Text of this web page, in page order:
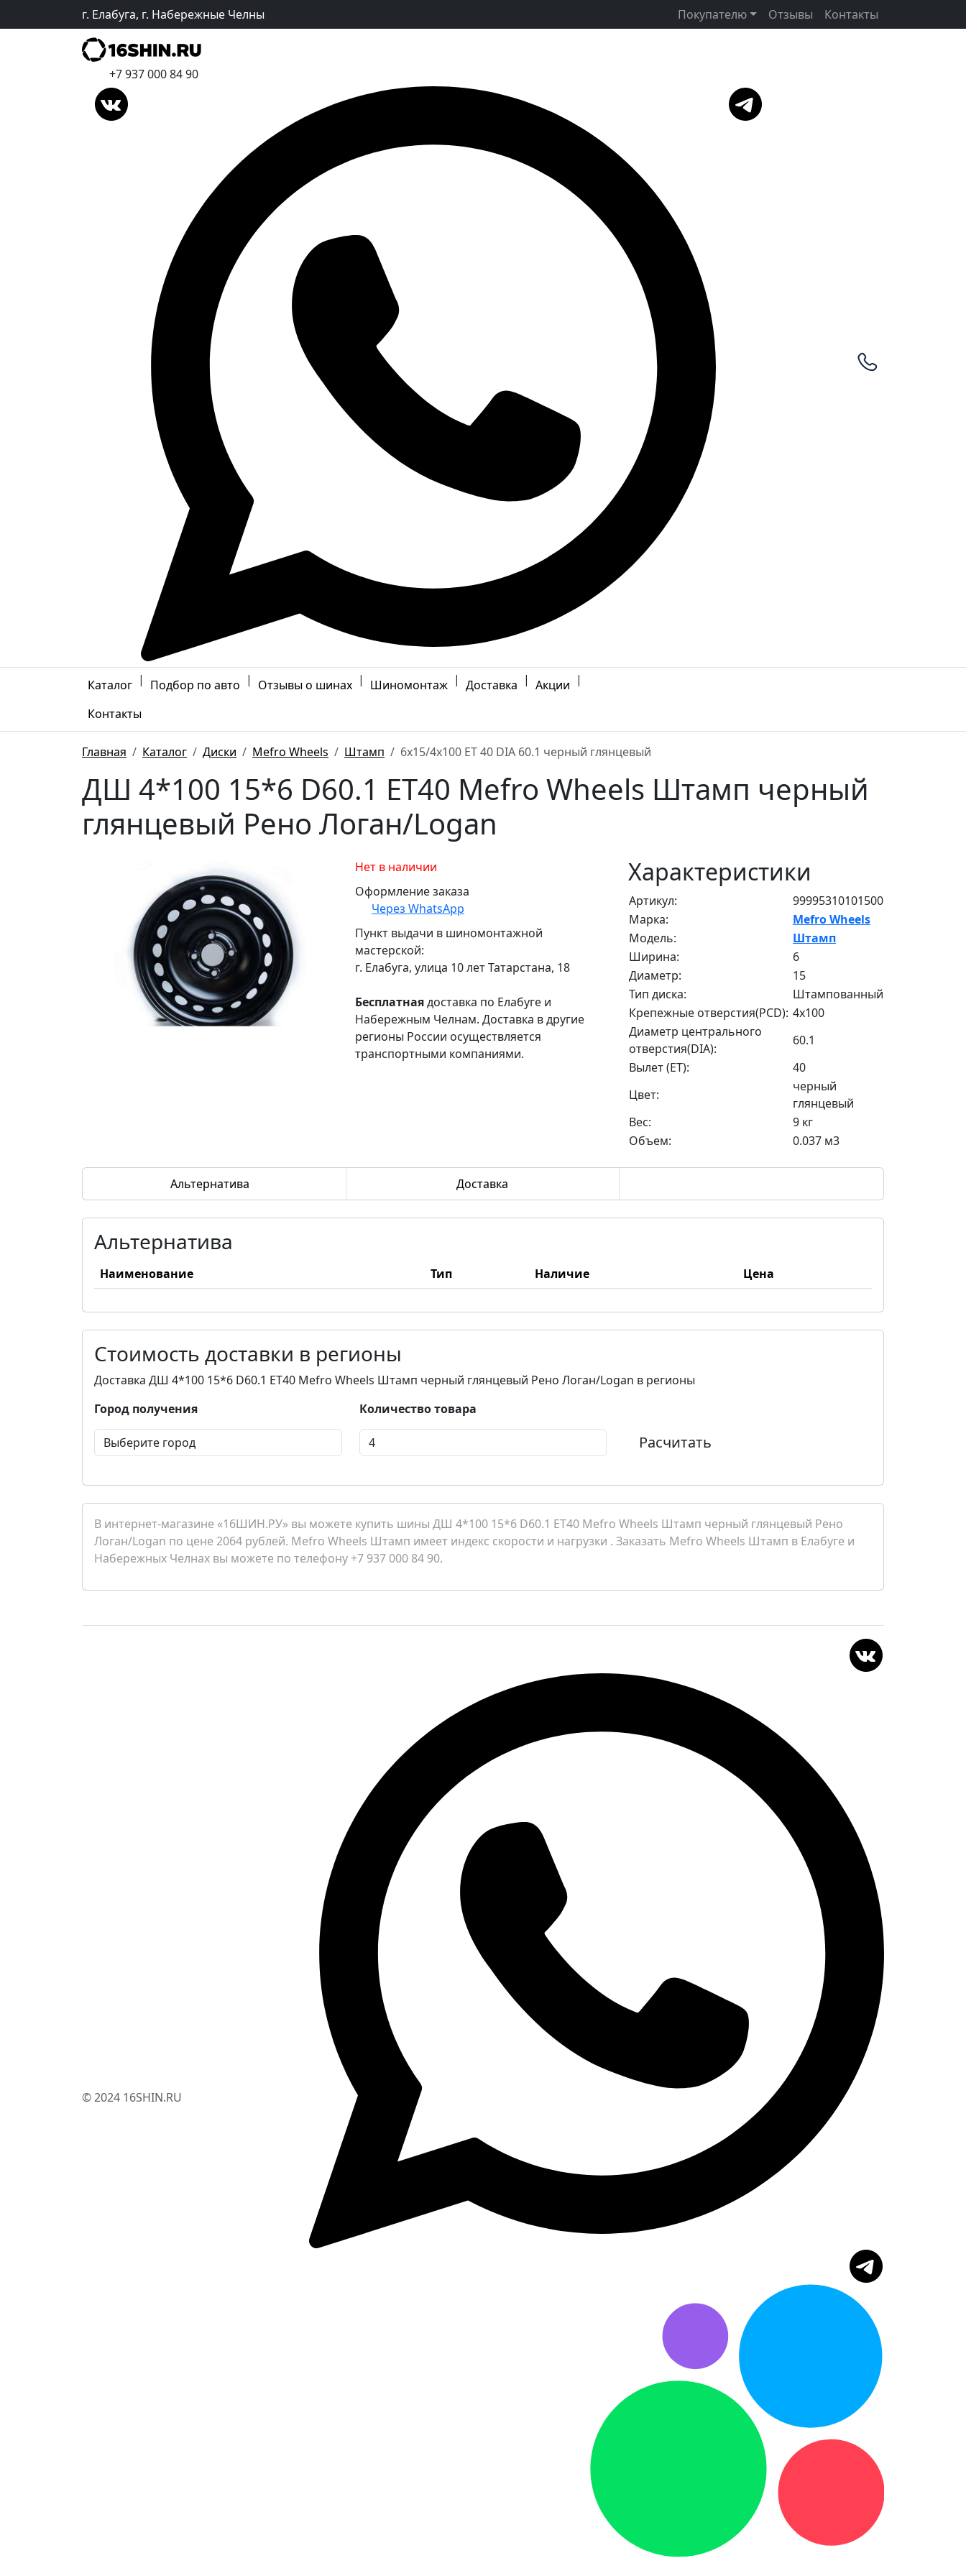
г. Елабуга, г. Набережные Челны Покупателю Отзывы Контакты
+7 937 000 84 90
Каталог | Подбор по авто | Отзывы о шинах | Шиномонтаж | Доставка | Акции |
Контакты
Главная Каталог Диски Mefro Wheels Штамп 6x15/4x100 ET 40 DIA 60.1 черный глянцевый
ДШ 4*100 15*6 D60.1 ET40 Mefro Wheels Штамп черный
глянцевый Рено Логан/Logan
Нет в наличии
Оформление заказа
Через WhatsApp
Пункт выдачи в шиномонтажной
мастерской:
г. Елабуга, улица 10 лет Татарстана, 18
Бесплатнаядоставка по Елабуге и
Набережным Челнам. Доставка в другие
регионы России осуществляется
транспортными компаниями.
Характеристики
Артикул:
99995310101500
Марка:
Mefro Wheels
Модель:
Штамп
Ширина:
6
Диаметр:
15
Тип диска:
Штампованный
Крепежные отверстия(PCD): 4x100
Диаметр центрального
отверстия(DIA):
60.1
Вылет (ET):
40
Цвет:
черный
глянцевый
Вес:
9 кг
Объем:
0.037 м3
Альтернатива Доставка
Альтернатива
Наименование Тип Наличие Цена
Стоимость доставки в регионы
Доставка ДШ 4*100 15*6 D60.1 ET40 Mefro Wheels Штамп черный глянцевый Рено Логан/Logan в регионы
Город получения
Количество товара
Расчитать
В интернет-магазине «16ШИН.РУ» вы можете купить шины ДШ 4*100 15*6 D60.1 ET40 Mefro Wheels Штамп черный глянцевый Рено
Логан/Logan по цене 2064 рублей. Mefro Wheels Штамп имеет индекс скорости и нагрузки . Заказать Mefro Wheels Штамп в Елабуге и
Набережных Челнах вы можете по телефону +7 937 000 84 90.
© 2024 16SHIN.RU